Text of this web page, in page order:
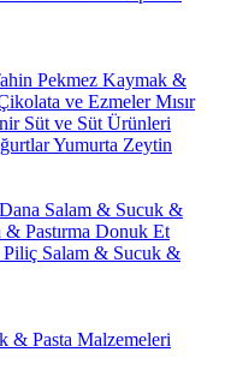
Pekmez Kaymak &
ve EzmelerMısır
Süt ve Süt Ürünleri
Yumurta Zeytin
Dana Salam & Sucuk &
Pastırma Donuk Et
Piliç Salam & Sucuk &
& Pasta Malzemeleri